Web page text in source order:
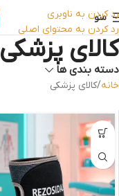
رد کردن به ناوبری
رد کردن به محتوای اصلی
منو
کالای پزشکی
دسته بندی ها
خانه کالای پزشکی